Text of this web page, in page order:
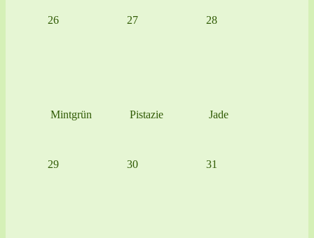
26
Mintgrün
27
Pistazie
28
Jade
29 30 31